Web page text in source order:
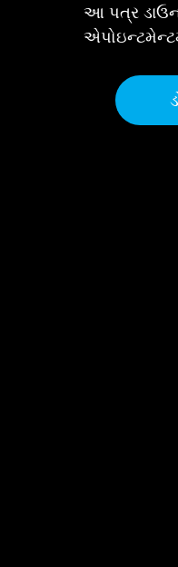
આ પત્ર